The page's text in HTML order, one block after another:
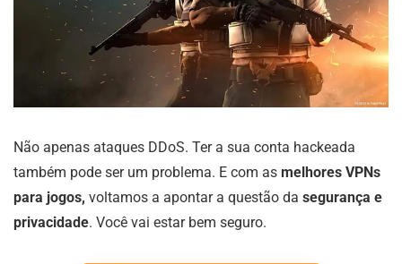
Não apenas ataques DDoS. Ter a sua conta hackeada
também pode ser um problema. E com as melhores VPNs
para jogos, voltamos a apontar a questão da segurança e
privacidade. Você vai estar bem seguro.